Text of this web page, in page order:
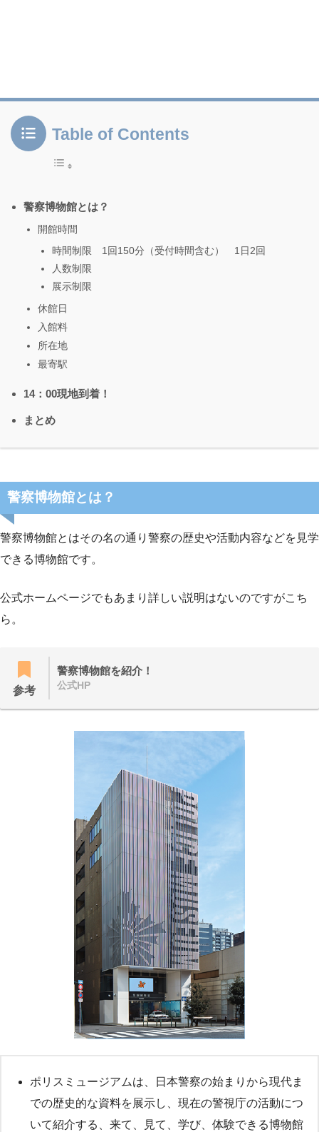
Table of Contents
警察博物館とは？
開館時間
時間制限 1回150分（受付時間含む） 1日2回
人数制限
展示制限
休館日
入館料
所在地
最寄駅
14：00現地到着！
まとめ
警察博物館とは？
警察博物館とはその名の通り警察の歴史や活動内容などを見学
できる博物館です。
公式ホームページでもあまり詳しい説明はないのですがこち
ら。
参考
警察博物館を紹介！
公式HP
ポリスミュージアムは、日本警察の始まりから現代ま
での歴史的な資料を展示し、現在の警視庁の活動につ
いて紹介する、来て、見て、学び、体験できる博物館